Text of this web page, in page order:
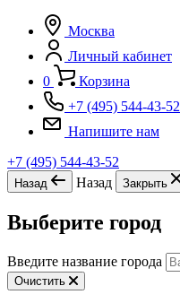
Москва
Личный кабинет
0
Корзина
+7 (495) 544-43-52
Напишите нам
+7 (495) 544-43-52
Назад Назад Закрыть
Выберите город
Введите название города
Очистить